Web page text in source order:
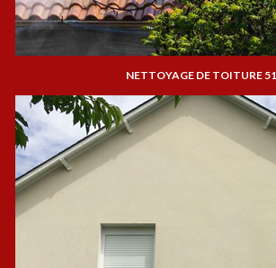
NETTOYAGE DE TOITURE 51